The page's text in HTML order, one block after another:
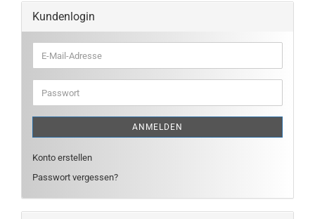
Kundenlogin
E-
Mail-
Adresse
Passwort
ANMELDEN
Konto erstellen
Passwort vergessen?